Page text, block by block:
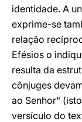
identidade. A
exprime-se
relação
Efésios o
resulta da
cônjuges
ao Senhor"
versículo do